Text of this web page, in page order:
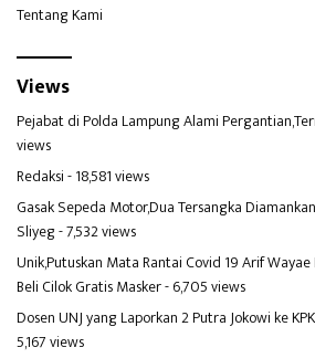
Tentang Kami
Views
Pejabat di Polda Lampung Alami
views
Redaksi- 18,581 views
Gasak Sepeda Motor,Dua Tersangka
Sliyeg- 7,532 views
Unik,Putuskan Mata Rantai Covid 19 Arif
Beli Cilok Gratis Masker- 6,705 views
Dosen UNJ yang Laporkan 2 Putra Jokowi ke
5,167 views